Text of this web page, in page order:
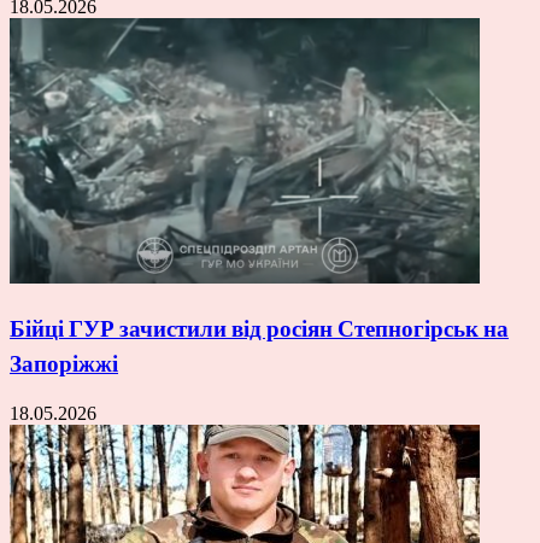
18.05.2026
Бійці ГУР зачистили від росіян Степногірськ на
Запоріжжі
18.05.2026